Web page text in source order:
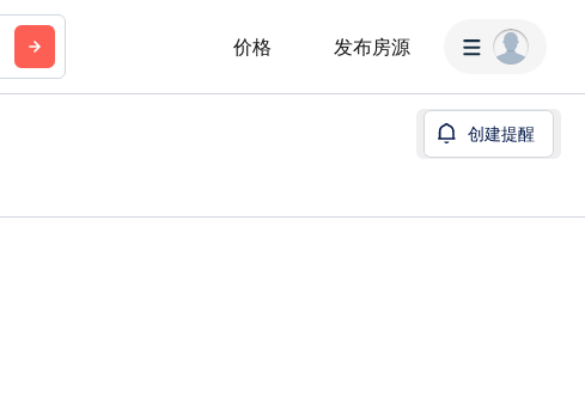
价格 发布房源
创建提醒